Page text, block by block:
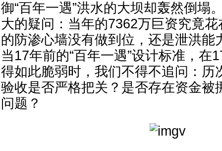
御“百年一遇”洪水的大坝却轰然倒塌
大的疑问：当年的7362万巨资究竟
的防渗心墙没有做到位，还是泄洪能
当17年前的“百年一遇”设计标准，在
得如此脆弱时，我们不得不追问：历
验收是否严格把关？是否存在资金被
问题？